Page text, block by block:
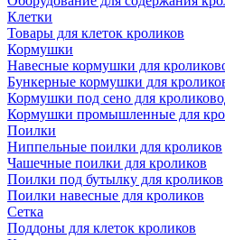
Клетки
Товары для клеток кроликов
Кормушки
Навесные кормушки для
Бункерные кормушки для
Кормушки под сено для
Кормушки промышленные для
Поилки
Ниппельные поилки для кроликов
Чашечные поилки для кроликов
Поилки под бутылку для кроликов
Поилки навесные для кроликов
Сетка
Поддоны для клеток кроликов